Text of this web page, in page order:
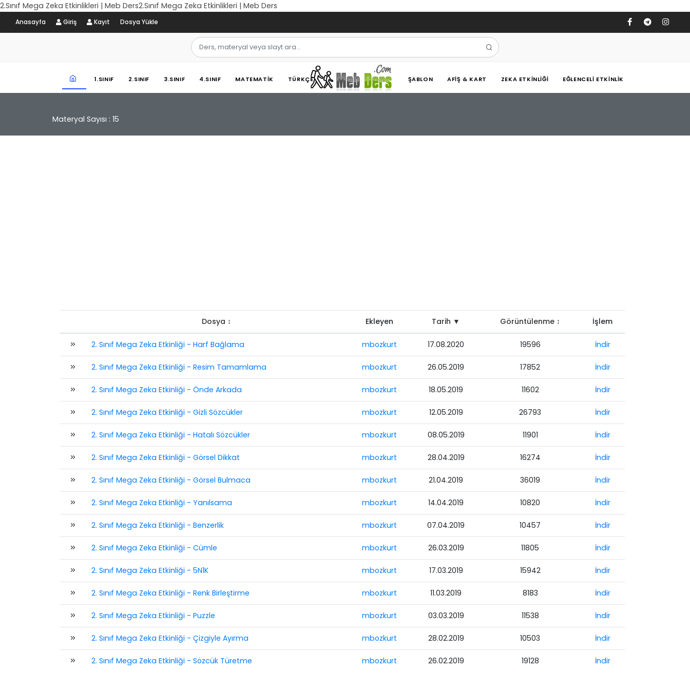
2.Sınıf Mega Zeka Etkinlikleri | Meb Ders2.Sınıf Mega Zeka Etkinlikleri | Meb Ders
Anasayfa Giriş Kayıt Dosya Yükle
1.SINIF 2.SINIF 3.SINIF 4.SINIF MATEMATIK TÜRKÇE ŞABLON AFIŞ & KART ZEKA ETKINLIĞI EĞLENCELI ETKINLIK
Materyal Sayısı : 15
Dosya ↕ Ekleyen Tarih ▼ Görüntülenme ↕ İşlem
2. Sınıf Mega Zeka Etkinliği - Harf Bağlama mbozkurt 17.08.2020 19596 İndir
2. Sınıf Mega Zeka Etkinliği - Resim Tamamlama mbozkurt 26.05.2019 17852 İndir
2. Sınıf Mega Zeka Etkinliği - Önde Arkada mbozkurt 18.05.2019 11602 İndir
2. Sınıf Mega Zeka Etkinliği - Gizli Sözcükler mbozkurt 12.05.2019 26793 İndir
2. Sınıf Mega Zeka Etkinliği - Hatalı Sözcükler mbozkurt 08.05.2019 11901 İndir
2. Sınıf Mega Zeka Etkinliği - Görsel Dikkat mbozkurt 28.04.2019 16274 İndir
2. Sınıf Mega Zeka Etkinliği - Görsel Bulmaca mbozkurt 21.04.2019 36019 İndir
2. Sınıf Mega Zeka Etkinliği - Yanılsama mbozkurt 14.04.2019 10820 İndir
2. Sınıf Mega Zeka Etkinliği - Benzerlik mbozkurt 07.04.2019 10457 İndir
2. Sınıf Mega Zeka Etkinliği - Cümle mbozkurt 26.03.2019 11805 İndir
2. Sınıf Mega Zeka Etkinliği - 5N1K mbozkurt 17.03.2019 15942 İndir
2. Sınıf Mega Zeka Etkinliği - Renk Birleştirme mbozkurt 11.03.2019 8183 İndir
2. Sınıf Mega Zeka Etkinliği - Puzzle mbozkurt 03.03.2019 11538 İndir
2. Sınıf Mega Zeka Etkinliği - Çizgiyle Ayırma mbozkurt 28.02.2019 10503 İndir
2. Sınıf Mega Zeka Etkinliği - Sözcük Türetme mbozkurt 26.02.2019 19128 İndir